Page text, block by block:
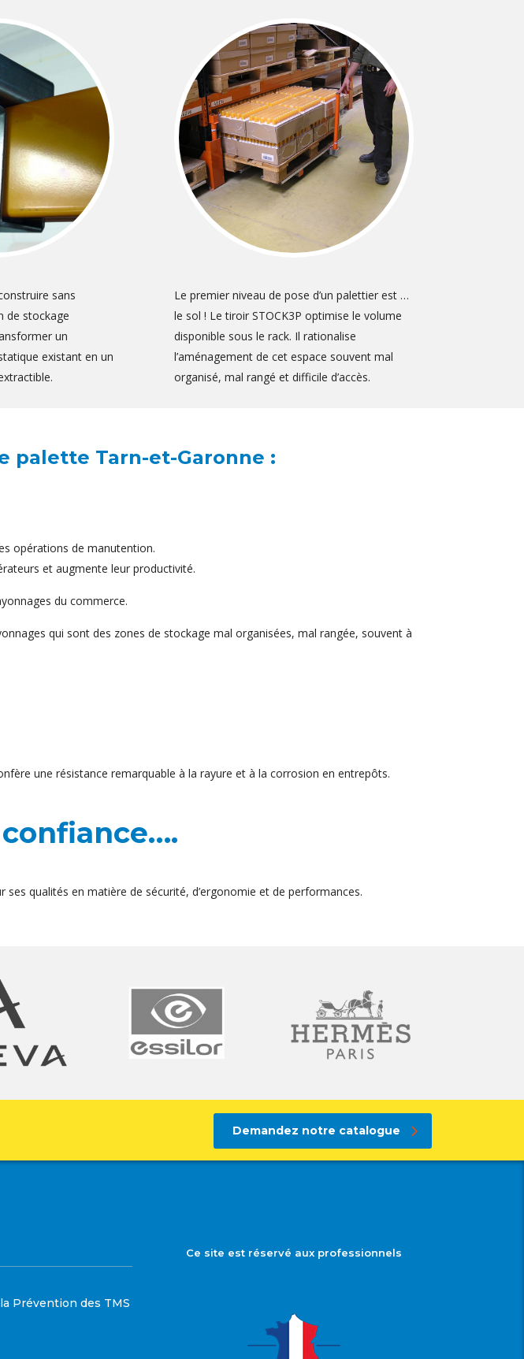
sans
de stockage
un
existant en un
Le premier niveau de pose d’un palettier est …
le sol ! Le tiroir STOCK3P optimise le volume
disponible sous le rack. Il rationalise
l’aménagement de cet espace souvent mal
organisé, mal rangé et difficile d’accès.
palette Tarn-et-Garonne :
opérations de manutention.
et augmente leur productivité.
du commerce.
qui sont des zones de stockage mal organisées, mal rangée, souvent à
une résistance remarquable à la rayure et à la corrosion en entrepôts.
qualités en matière de sécurité, d’ergonomie et de performances.
Demandez notre catalogue
Prévention des TMS
Ce site est réservé aux professionnels